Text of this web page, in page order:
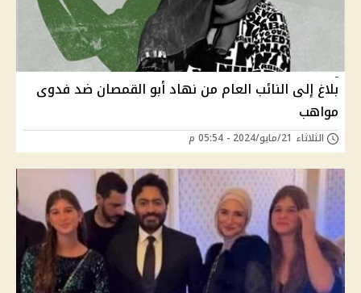
بلاغ إلى النائب العام من نهاد أبو القمصان ضد فدوى
مواهب
الثلاثاء 21/مايو/2024 - 05:54 م